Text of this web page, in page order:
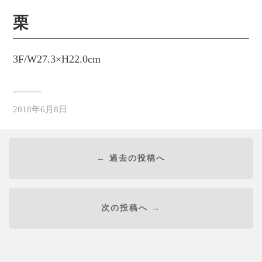
栗
3F/W27.3×H22.0cm
2018年6月8日
← 過去の投稿へ
次の投稿へ →